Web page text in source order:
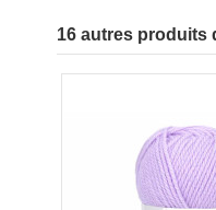
16 autres produits